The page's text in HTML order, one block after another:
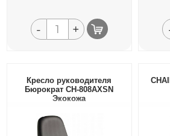
- +
Кресло руководителя
Бюрократ CH-808AXSN
Экокожа